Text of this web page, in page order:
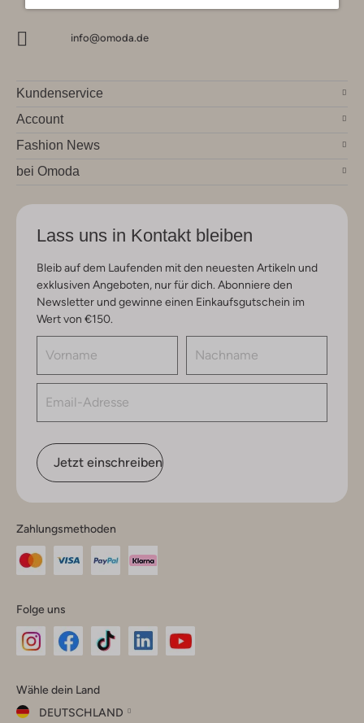
info@omoda.de
Kundenservice
Account
Fashion News
bei Omoda
Lass uns in Kontakt bleiben
Bleib auf dem Laufenden mit den neuesten Artikeln und
exklusiven Angeboten, nur für dich. Abonniere den
Newsletter und gewinne einen Einkaufsgutschein im
Wert von €150.
Jetzt einschreiben
Zahlungsmethoden
Folge uns
Instagram
Facebook
TikTok
Wähle dein Land
DEUTSCHLAND